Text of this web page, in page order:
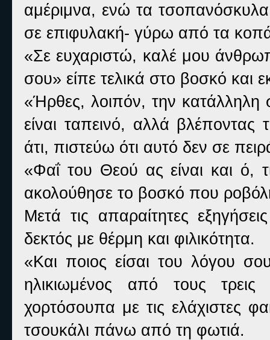
αμέριμνα, ενώ τα
σε επιφυλακή- γύρω από τα
«Σε ευχαριστώ, καλέ μου
σου» είπε τελικά στο βοσκό και
«Ήρθες, λοιπόν, την
είναι ταπεινό, αλλά βλέποντας
άτι, πιστεύω ότι αυτό δεν σε
«Φαΐ του Θεού ας είναι και ό,
ακολούθησε το βοσκό που
Μετά τις απαραίτητες
δεκτός με θέρμη και φιλικότητα.
«Και ποιος είσαι του λόγου
ηλικιωμένος από τους
χορτόσουπα με τις ελάχιστες
τσουκάλι πάνω από τη φωτιά.